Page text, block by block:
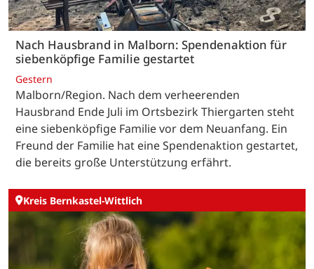
Nach Hausbrand in Malborn: Spendenaktion für
siebenköpfige Familie gestartet
Gestern
Malborn/Region. Nach dem verheerenden
Hausbrand Ende Juli im Ortsbezirk Thiergarten steht
eine siebenköpfige Familie vor dem Neuanfang. Ein
Freund der Familie hat eine Spendenaktion gestartet,
die bereits große Unterstützung erfährt.
Kreis Bernkastel-Wittlich